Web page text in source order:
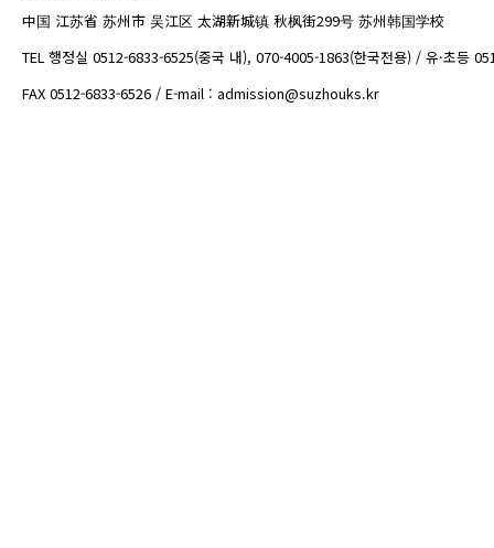
中国 江苏省 苏州市 吴江区 太湖新城镇 秋枫街299号 苏州韩国学校
TEL 행정실 0512-6833-6525(중국 내), 070-4005-1863(한국전용) / 유·초등
FAX 0512-6833-6526 / E-mail : admission@suzhouks.kr